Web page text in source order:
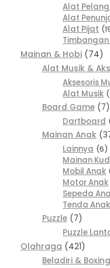
Alat
Alat
Alat Pijat
Mainan & Hobi 74
Alat Musik &
Aksesoris
Alat Musik
Board Game
7
Dartboard
Mainan Anak
Lainnya 6
Mainan
Mobil Anak
Motor Anak
Sepeda
Tenda Anak
Puzzle
7
Puzzle
Olahraga 421
Beladiri & Boxing